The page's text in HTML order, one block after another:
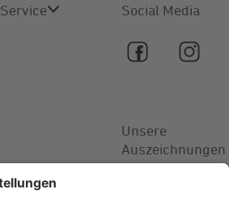
Service Social Media
Unsere
Auszeichnungen